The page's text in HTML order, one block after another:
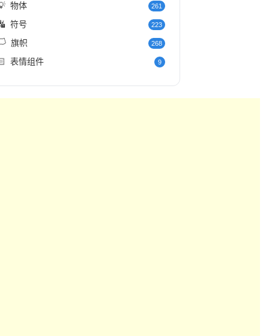
物体 261
符号 223
旗帜 268
表情组件 9